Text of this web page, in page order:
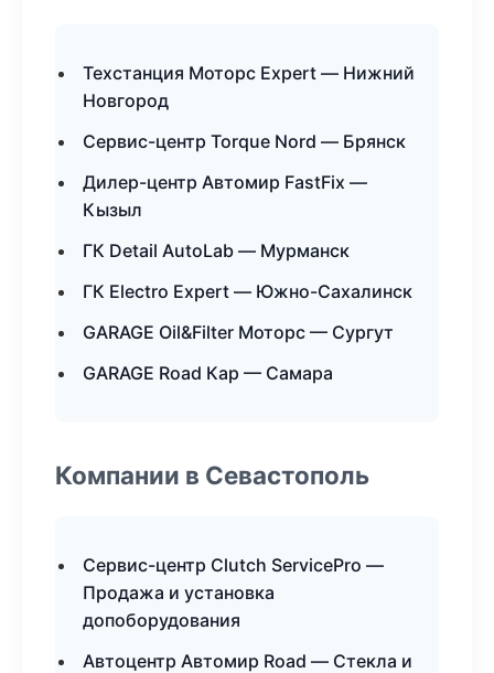
Техстанция Моторс Expert — Нижний
Новгород
Сервис-центр Torque Nord — Брянск
Дилер-центр Автомир FastFix —
Кызыл
ГК Detail AutoLab — Мурманск
ГК Electro Expert — Южно-Сахалинск
GARAGE Oil&Filter Моторс — Сургут
GARAGE Road Кар — Самара
Компании в Севастополь
Сервис-центр Clutch ServicePro —
Продажа и установка
допоборудования
Автоцентр Автомир Road — Стекла и